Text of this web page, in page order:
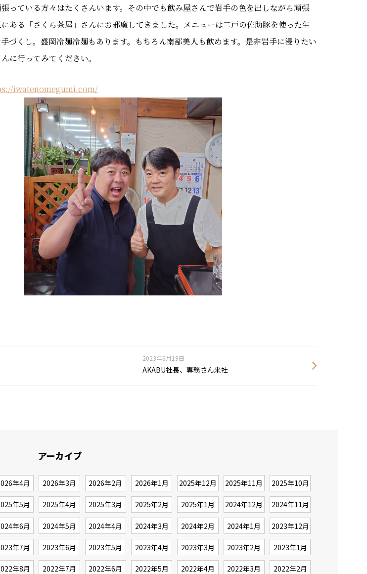
っている方々はたくさんいます。その中でも飲み屋さんで岩手の色を出しながら頑張
ある「さくら茶屋」さんにお邪魔してきました。メニューは二戸の佐助豚を使った生
づくし。盛岡冷麺冷麺もあります。もちろん南部美人も飲めます。是非岩手に浸りたい
に行ってみてください。
iwatenomegumi.com/
2023年6月19日
AKABU社長、専務さん来社
アーカイブ
年4月 2026年3月 2026年2月 2026年1月 2025年12月 2025年11月 2025年10月
年5月 2025年4月 2025年3月 2025年2月 2025年1月 2024年12月 2024年11月
年6月 2024年5月 2024年4月 2024年3月 2024年2月 2024年1月 2023年12月
年7月 2023年6月 2023年5月 2023年4月 2023年3月 2023年2月 2023年1月
年8月 2022年7月 2022年6月 2022年5月 2022年4月 2022年3月 2022年2月